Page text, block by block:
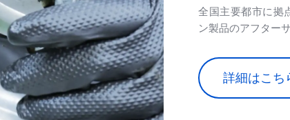
全国主要都市に拠
ン製品のアフター
詳細はこち